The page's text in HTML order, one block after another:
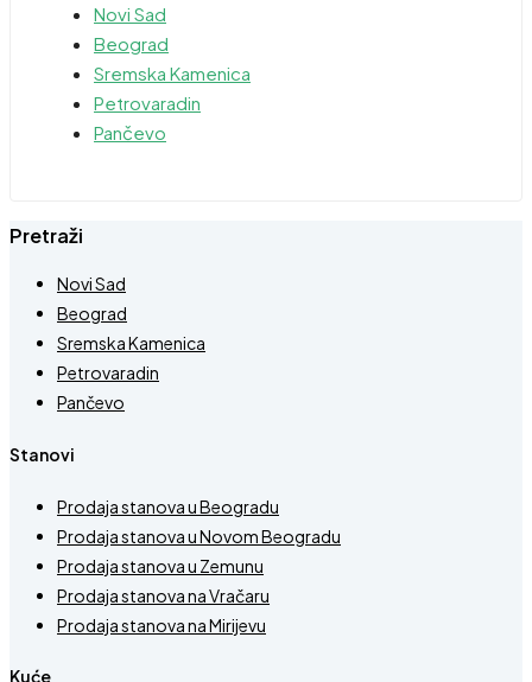
Novi Sad
Beograd
Sremska Kamenica
Petrovaradin
Pančevo
Pretraži
Novi Sad
Beograd
Sremska Kamenica
Petrovaradin
Pančevo
Stanovi
Prodaja stanova u Beogradu
Prodaja stanova u Novom Beogradu
Prodaja stanova u Zemunu
Prodaja stanova na Vračaru
Prodaja stanova na Mirijevu
Kuće